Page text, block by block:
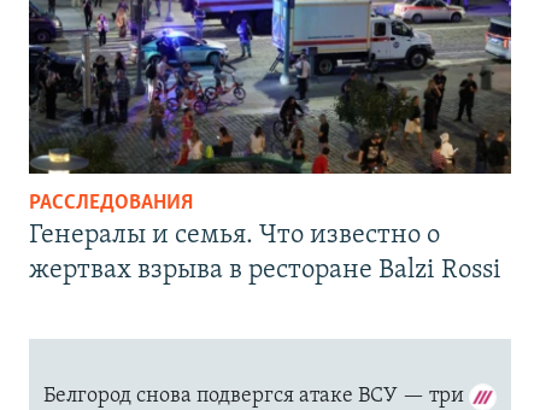
РАССЛЕДОВАНИЯ
Генералы и семья. Что известно о
жертвах взрыва в ресторане Balzi Rossi